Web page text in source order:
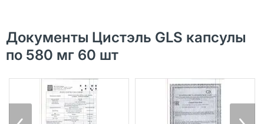
Документы Цистэль GLS капсулы
по 580 мг 60 шт